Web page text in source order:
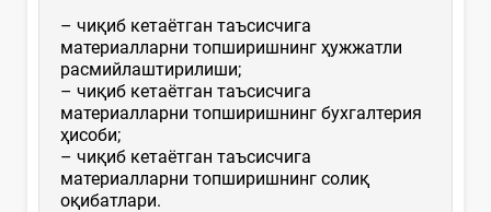
– чиқиб кетаётган таъсисчига
материалларни топширишнинг ҳужжатли
расмийлаштирилиши;
– чиқиб кетаётган таъсисчига
материалларни топширишнинг бухгалтерия
ҳисоби;
– чиқиб кетаётган таъсисчига
материалларни топширишнинг солиқ
оқибатлари.